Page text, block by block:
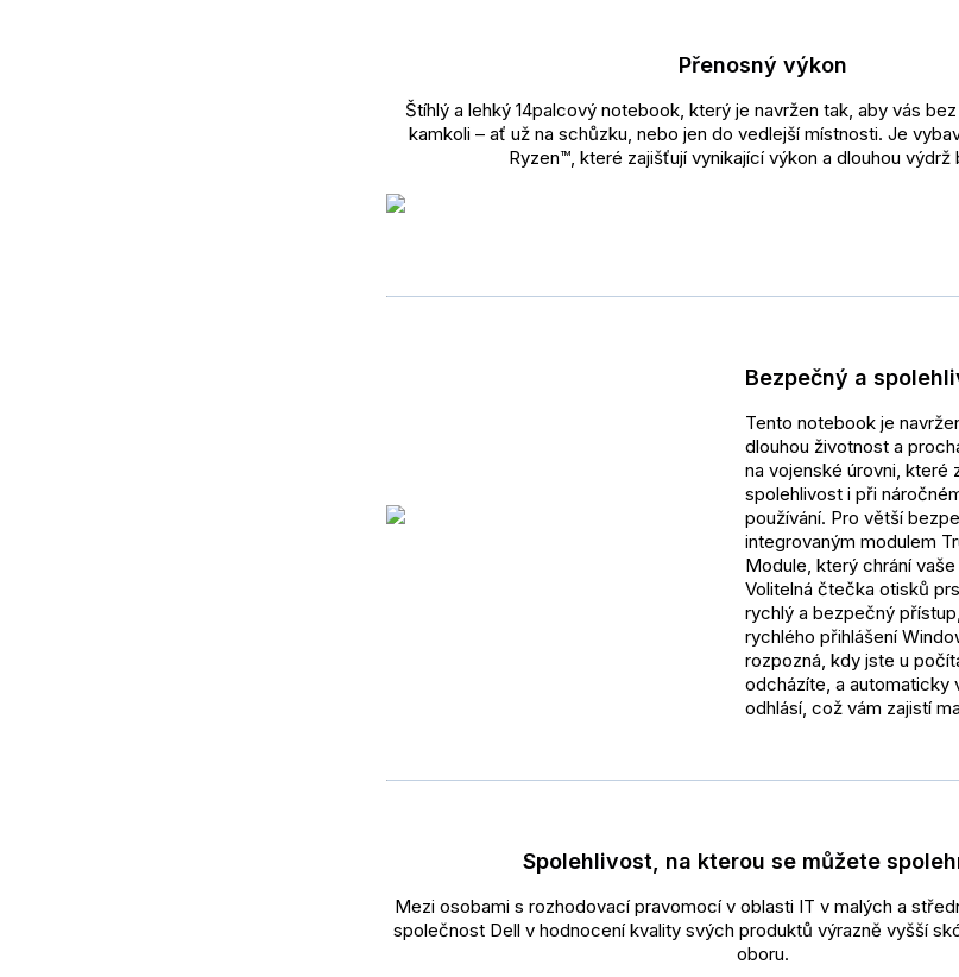
Přenosný výkon
Štíhlý a lehký 14palcový notebook, který je navržen tak, aby vás
kamkoli – ať už na schůzku, nebo jen do vedlejší místnosti. Je
Ryzen™, které zajišťují vynikající výkon a dlouhou výdrž
Bezpečný a
Tento notebook je
dlouhou životnost a
na vojenské úrovni, které
spolehlivost i při
používání. Pro větší
integrovaným modulem
Module, který chrání vaše
Volitelná čtečka otisků
rychlý a bezpečný
rychlého přihlášení
rozpozná, kdy jste u
odcházíte, a automaticky
odhlásí, což vám zajistí
Spolehlivost, na kterou se můžete
Mezi osobami s rozhodovací pravomocí v oblasti IT v malých a
společnost Dell v hodnocení kvality svých produktů výrazně vyšší
oboru.